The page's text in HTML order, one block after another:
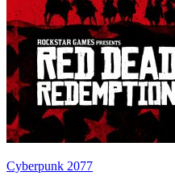
Cyberpunk 2077